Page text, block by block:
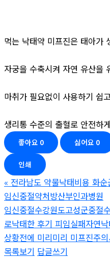
먹는 낙태약 미프진은 태아가
자궁을 수축시켜 자연 유산을
마취가 필요없이 사용하기 쉽
생리통 수준의 출혈로 안전하
좋아요 0 싫어요 0
인쇄
« 전라남도 약물낙태비용 화
임신중절약처방산부인과병원
임신중절수강원도고성군중절
로낙태한 후기 피임실패자연
상황전에 미리미리 미­프진주
목록보기 답글쓰기